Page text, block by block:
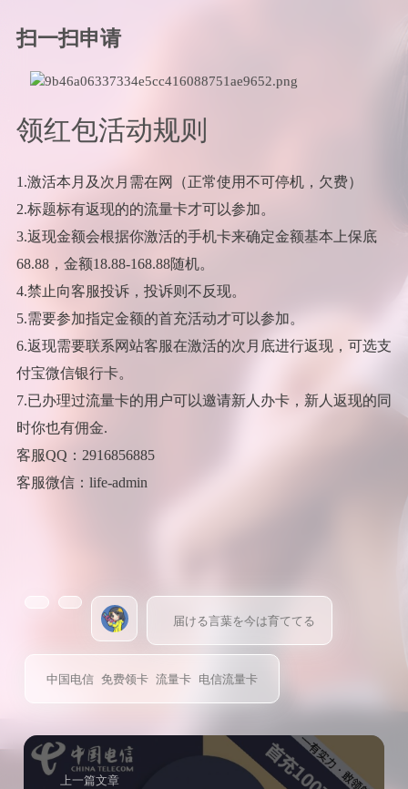
扫一扫申请
领红包活动规则
1.激活本月及次月需在网（正常使用不可停机，欠费）
2.标题标有返现的的流量卡才可以参加。
3.返现金额会根据你激活的手机卡来确定金额基本上保底
68.88，金额18.88-168.88随机。
4.禁止向客服投诉，投诉则不反现。
5.需要参加指定金额的首充活动才可以参加。
6.返现需要联系网站客服在激活的次月底进行返现，可选支
付宝微信银行卡。
7.已办理过流量卡的用户可以邀请新人办卡，新人返现的同
时你也有佣金.
客服QQ：2916856885
客服微信：life-admin
届ける言葉を今は育ててる
中国电信 免费领卡 流量卡 电信流量卡
上一篇文章